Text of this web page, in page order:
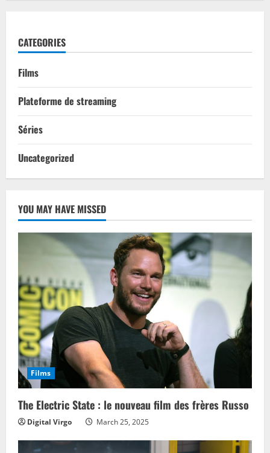
CATEGORIES
Films
Plateforme de streaming
Séries
Uncategorized
YOU MAY HAVE MISSED
Films
The Electric State : le nouveau film des frères Russo
Digital Virgo March 25, 2025